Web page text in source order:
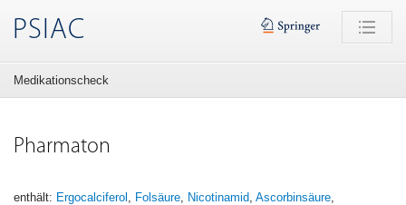
PSIAC
Medikationscheck
Pharmaton
enthält: Ergocalciferol , Folsäure, Nicotinamid, Ascorbinsäure,